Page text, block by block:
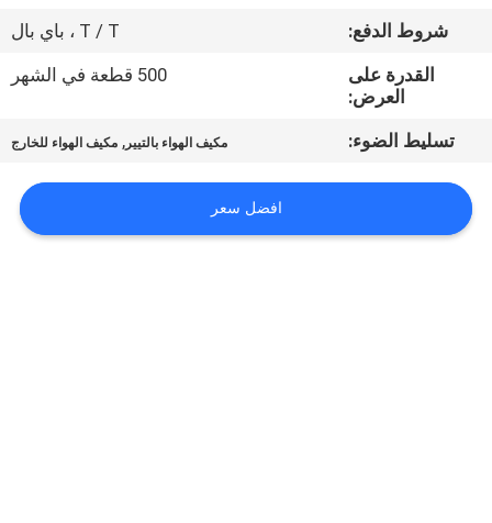
ضبط
الجودة
اتصل
أخبار
شروط الدفع:
T / T ، باي بال
القدرة على
العرض:
500 قطعة في الشهر
تسليط الضوء: مكيف الهواء بالتيير , مكيف الهواء للخارج
افضل سعر